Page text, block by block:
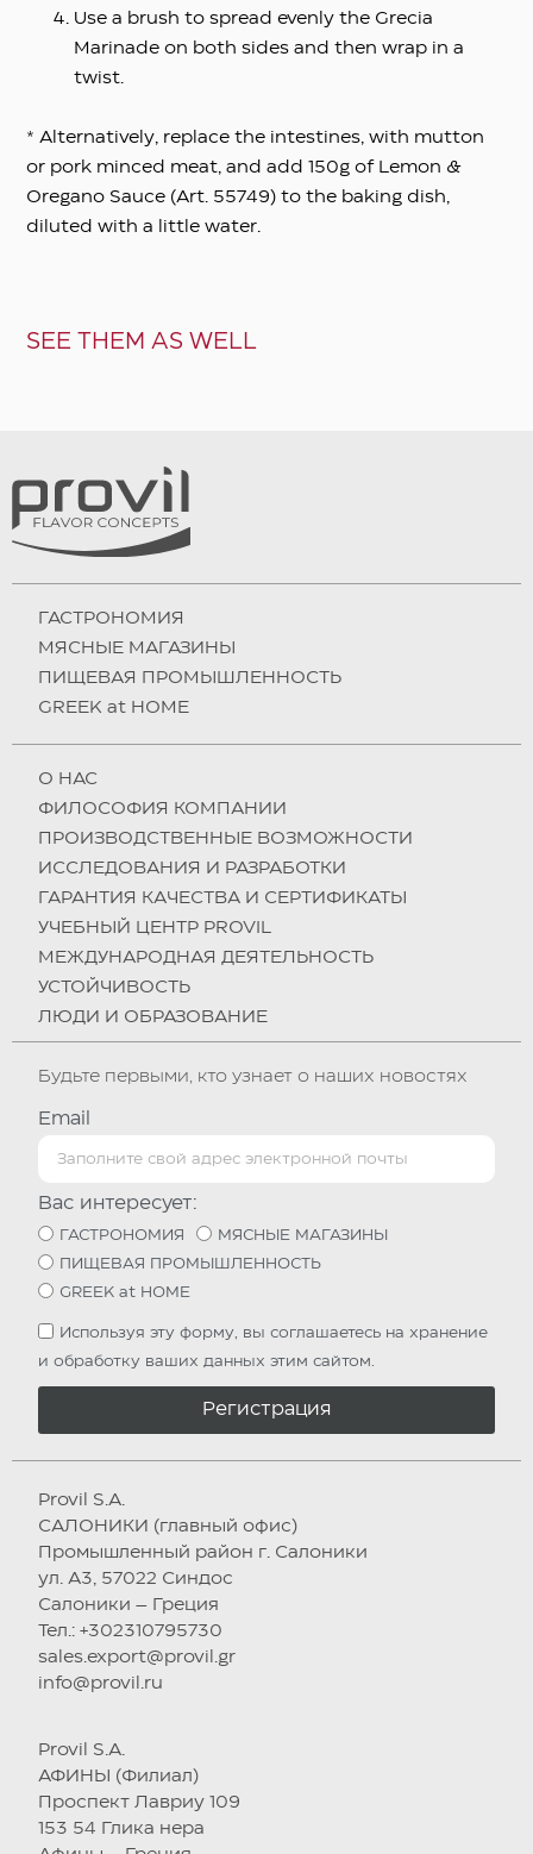
Use a brush to spread evenly the Grecia
Marinade on both sides and then wrap in a
twist.
* Alternatively, replace the intestines, with mutton
or pork minced meat, and add 150g of Lemon &
Oregano Sauce (Art. 55749) to the baking dish,
diluted with a little water.
SEE THEM AS WELL
ГАСТРОНОМИЯ
МЯСНЫЕ МАГАЗИНЫ
ПИЩЕВАЯ ПРОМЫШЛЕННОСТЬ
GREEK at HOME
О НAC
ФИЛОСОФИЯ КОМПАНИИ
ПРОИЗВОДСТВЕННЫЕ ВОЗМОЖНОСТИ
ИССЛЕДОВАНИЯ И РАЗРАБОТКИ
ГАРАНТИЯ КАЧЕСТВА И СЕРТИФИКАТЫ
УЧЕБНЫЙ ЦЕНТР PROVIL
МЕЖДУНАРОДНАЯ ДЕЯТЕЛЬНОСТЬ
УСТОЙЧИВОСТЬ
ЛЮДИ И ОБРАЗОВАНИЕ
Будьте первыми, кто узнает о наших новостях
Email
Вас интересует:
ГАСТРОНОМИЯ
МЯСНЫЕ МАГАЗИНЫ
ПИЩЕВАЯ ПРОМЫШЛЕННОСТЬ
GREEK at HOME
Используя эту форму, вы соглашаетесь на хранение
и обработку ваших данных этим сайтом.
Регистрация
Provil S.A.
САЛОНИКИ (главный офис)
Промышленный район г. Салоники
ул. А3, 57022 Синдос
Салоники – Греция
Тел.: +302310795730
sales.export@provil.gr
info@provil.ru
Provil S.A.
АФИНЫ (Филиал)
Проспект Лавриу 109
153 54 Глика нера